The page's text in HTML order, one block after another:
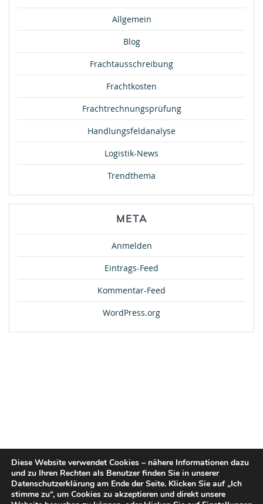
Allgemein
Blog
Frachtausschreibung
Frachtkosten
Frachtrechnungsprüfung
Handlungsfeldanalyse
Logistik-News
Trendthema
META
Anmelden
Eintrags-Feed
Kommentar-Feed
WordPress.org
Diese Website verwendet Cookies – nähere Informationen dazu
und zu Ihren Rechten als Benutzer finden Sie in unserer
Datenschutzerklärung am Ende der Seite. Klicken Sie auf „Ich
stimme zu“, um Cookies zu akzeptieren und direkt unsere